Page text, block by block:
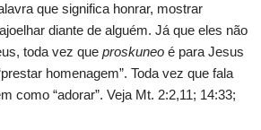
que significa honrar, mostrar
diante de alguém. Já que eles não
toda vez que proskuneo é para Jesus
homenagem”. Toda vez que fala
como “adorar”. Veja Mt. 2:2,11; 14:33;